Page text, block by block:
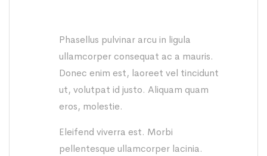
Phasellus pulvinar arcu in ligula
ullamcorper consequat ac a mauris.
Donec enim est, laoreet vel tincidunt
ut, volutpat id justo. Aliquam quam
eros, molestie.
Eleifend viverra est. Morbi
pellentesque ullamcorper lacinia.